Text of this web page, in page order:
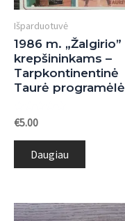
Išparduotuvė
1986 m. „Žalgirio”
krepšininkams –
Tarpkontinentinė
Taurė programėlė
Įvertinimas:
iš
€5.00
Daugiau